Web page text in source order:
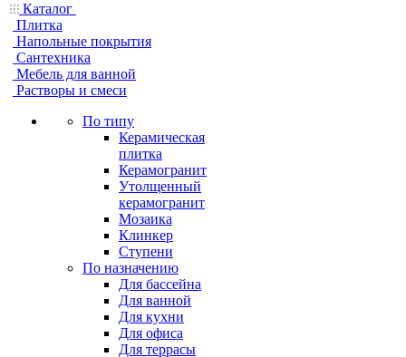
Каталог
Плитка
Напольные покрытия
Сантехника
Мебель для ванной
Растворы и смеси
По типу
Керамическая
плитка
Керамогранит
Утолщенный
керамогранит
Мозаика
Клинкер
Ступени
По назначению
Для бассейна
Для ванной
Для кухни
Для офиса
Для террасы